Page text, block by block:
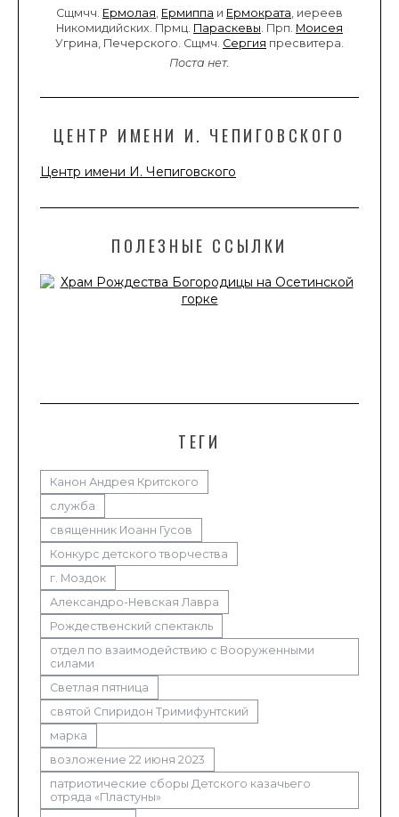
Сщмчч. Ермолая, Ермиппа и Ермократа, иереев
Никомидийских. Прмц. Параскевы. Прп. Моисея
Угрина, Печерского. Сщмч. Сергия пресвитера.
Поста нет.
ЦЕНТР ИМЕНИ И. ЧЕПИГОВСКОГО
Центр имени И. Чепиговского
ПОЛЕЗНЫЕ ССЫЛКИ
ТЕГИ
Канон Андрея Критского
служба
священник Иоанн Гусов
Конкурс детского творчества
г. Моздок
Александро-Невская Лавра
Рождественский спектакль
отдел по взаимодействию с Вооруженными
силами
Светлая пятница
святой Спиридон Тримифунтский
марка
возложение 22 июня 2023
патриотические сборы Детского казачьего
отряда «Пластуны»